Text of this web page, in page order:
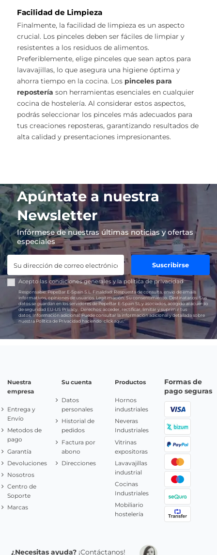
Facilidad de Limpieza
Finalmente, la facilidad de limpieza es un aspecto
crucial. Los pinceles deben ser fáciles de limpiar y
resistentes a los residuos de alimentos.
Preferiblemente, elige pinceles que sean aptos para
lavavajillas, lo que asegura una higiene óptima y
ahorra tiempo en la cocina. Los pinceles para
repostería son herramientas esenciales en cualquier
cocina de hostelería. Al considerar estos aspectos,
podrás seleccionar los pinceles más adecuados para
tus creaciones reposteras, garantizando resultados de
alta calidad y presentaciones impresionantes.
Apúntate a nuestra
Newsletter
Infórmese de nuestras últimas noticias y ofertas
especiales
Suscribirse
Acepto las condiciones generales y lapolítica de privacidad
Responsable:PepeBar E-Spain S.L. Finalidad: Respuesta de consulta, envío de emails
informativos, opiniones de usuarios. Legitimación: Su consentimiento. Destinatarios:Sus
datos se guardan en los servidores de PepeBar E-Spain SL y asociados, acogido al acuerdo
de seguridad EU-US Privacy. Derechos: acceder, rectificar, limitar y suprimir tus
datos.Información adicional:Puede consultar la información adicional y detallada sobre
nuestra Política de Privacidad haciendoclick aquí.
Nuestra
empresa
Entrega y
Envío
Metodos de
pago
Garantía
Devoluciones
Nosotros
Centro de
Soporte
Marcas
Su cuenta
Datos
personales
Historial de
pedidos
Factura por
abono
Direcciones
Productos
Hornos
industriales
Neveras
Industriales
Vitrinas
expositoras
Lavavajillas
industrial
Cocinas
Industriales
Mobiliario
hostelería
Formas de
pago seguras
¿Necesitas ayuda? ¡Contáctanos!